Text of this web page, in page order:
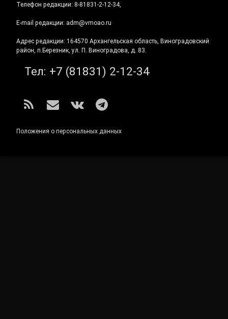
Телефон редакции: 8-81831-2-12-34,
E-mail редакции: adm@vmoao.ru
Адрес редакции: 164570 Архангельская область, Виноградовский
район, п.Березник, ул. П. Виноградова, д. 83.
Тел: +7 (81831) 2-12-34
RSS E-mailВКонтакте
Telegram
Положения о персональных данных